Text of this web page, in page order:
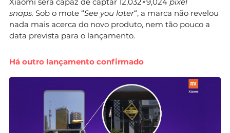
snaps. Sob o mote “See you later“, a marca não revelou
nada mais acerca do novo produto, nem tão pouco a
data prevista para o lançamento.
Há outro lançamento confirmado